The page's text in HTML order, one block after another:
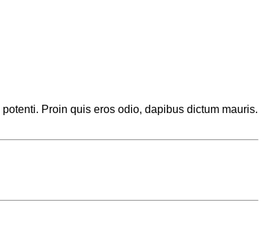
Proin quis eros odio, dapibus dictum mauris.